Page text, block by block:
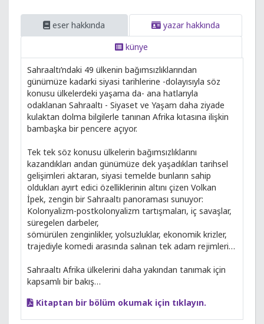
eser hakkında
yazar hakkında
künye
Sahraaltı’ndaki 49 ülkenin bağımsızlıklarından
günümüze kadarki siyasi tarihlerine -dolayısıyla söz
konusu ülkelerdeki yaşama da- ana hatlarıyla
odaklanan Sahraaltı - Siyaset ve Yaşam daha ziyade
kulaktan dolma bilgilerle tanınan Afrika kıtasına ilişkin
bambaşka bir pencere açıyor.
Tek tek söz konusu ülkelerin bağımsızlıklarını
kazandıkları andan günümüze dek yaşadıkları tarihsel
gelişimleri aktaran, siyasi temelde bunların sahip
oldukları ayırt edici özelliklerinin altını çizen Volkan
İpek, zengin bir Sahraaltı panoraması sunuyor:
Kolonyalizm-postkolonyalizm tartışmaları, iç savaşlar,
süregelen darbeler,
sömürülen zenginlikler, yolsuzluklar, ekonomik krizler,
trajediyle komedi arasında salınan tek adam rejimleri…
Sahraaltı Afrika ülkelerini daha yakından tanımak için
kapsamlı bir bakış…
Kitaptan bir bölüm okumak için tıklayın.